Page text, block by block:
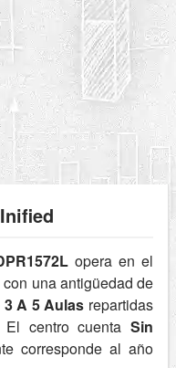
opera en el
con una antigüedad de
3 A 5 Aulas repartidas
centro cuenta Sin
corresponde al año